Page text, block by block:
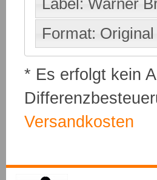
Label: Warner
Format:
* Es erfolgt kein
Versandkosten